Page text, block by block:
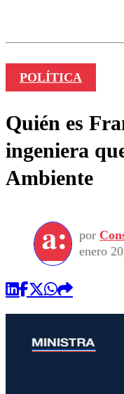
POLÍTICA
Quién es
ingeniera
Ambiente
por
enero